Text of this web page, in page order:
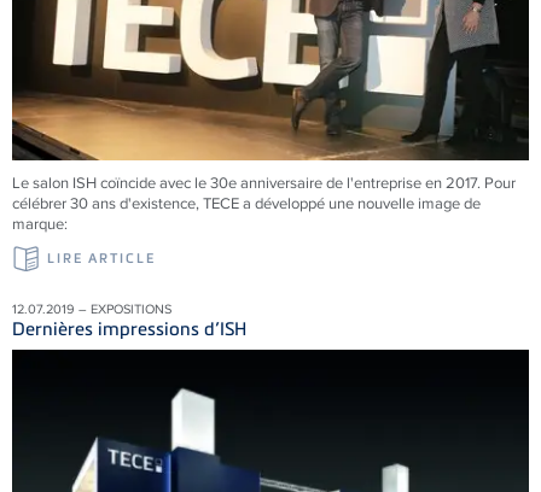
Le salon ISH coïncide avec le 30e anniversaire de l'entreprise en 2017. Pour
célébrer 30 ans d'existence, TECE a développé une nouvelle image de
marque:
LIRE ARTICLE
12.07.2019 – EXPOSITIONS
Dernières impressions d’ISH